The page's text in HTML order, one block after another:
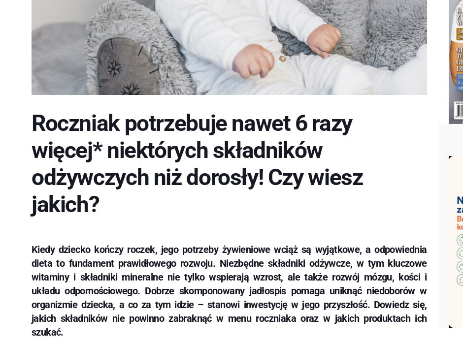
Roczniak potrzebuje nawet 6 razy
więcej* niektórych składników
odżywczych niż dorosły! Czy wiesz
jakich?
Kiedy dziecko kończy roczek, jego potrzeby żywieniowe wciąż są wyjątkowe, a odpowiednia
dieta to fundament prawidłowego rozwoju. Niezbędne składniki odżywcze, w tym kluczowe
witaminy i składniki mineralne nie tylko wspierają wzrost, ale także rozwój mózgu, kości i
układu odpornościowego. Dobrze skomponowany jadłospis pomaga uniknąć niedoborów w
organizmie dziecka, a co za tym idzie – stanowi inwestycję w jego przyszłość. Dowiedz się,
jakich składników nie powinno zabraknąć w menu roczniaka oraz w jakich produktach ich
szukać.